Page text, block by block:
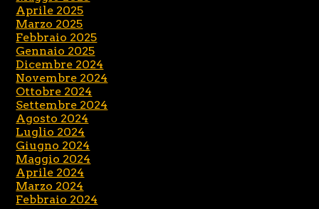
Aprile 2025
Marzo 2025
Febbraio 2025
Gennaio 2025
Dicembre 2024
Novembre 2024
Ottobre 2024
Settembre 2024
Agosto 2024
Luglio 2024
Giugno 2024
Maggio 2024
Aprile 2024
Marzo 2024
Febbraio 2024